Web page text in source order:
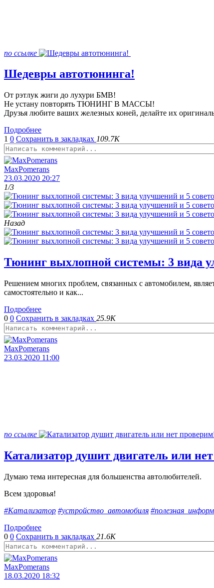
по ссылке
Шедевры автотюнинга!
От рэтлук жиги до лухури БМВ!
Не устану повторять ТЮНИНГ В МАССЫ!
Друзья любите ваших железных коней, делайте их
Подробнее
1 0 Сохранить в закладках 109.7K
MaxPomerans
23.03.2020 20:27
1/3
Назад
Тюнинг выхлопной системы: 3 вида
Решением многих проблем, связанных с автомобилем,
самостоятельно и как...
Подробнее
0 0 Сохранить в закладках 25.9K
MaxPomerans
23.03.2020 11:00
по ссылке
Катализатор душит двигатель или
Думаю тема интересная для большенства автолюбителей.
Всем здоровья!
#Катализатор #устройство_автомобиля
Подробнее
0 0 Сохранить в закладках 21.6K
MaxPomerans
18.03.2020 18:32